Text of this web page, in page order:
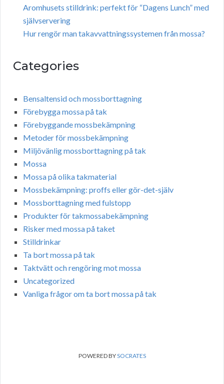
Aromhusets stilldrink: perfekt för “Dagens Lunch” med
självservering
Hur rengör man takavvattningssystemen från mossa?
Categories
Bensaltensid och mossborttagning
Förebygga mossa på tak
Förebyggande mossbekämpning
Metoder för mossbekämpning
Miljövänlig mossborttagning på tak
Mossa
Mossa på olika takmaterial
Mossbekämpning: proffs eller gör-det-själv
Mossborttagning med fulstopp
Produkter för takmossabekämpning
Risker med mossa på taket
Stilldrinkar
Ta bort mossa på tak
Taktvätt och rengöring mot mossa
Uncategorized
Vanliga frågor om ta bort mossa på tak
POWERED BYSOCRATES